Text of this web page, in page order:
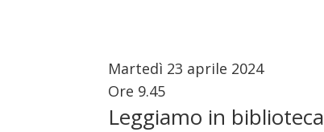
Martedì 23 aprile 2024
Ore 9.45
Leggiamo in biblioteca